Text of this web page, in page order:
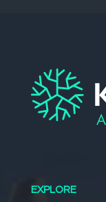
EXPLORE